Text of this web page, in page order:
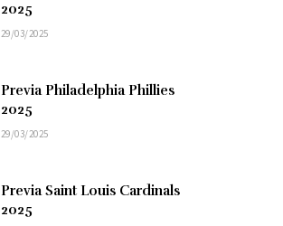
2025
29/03/2025
Previa Philadelphia Phillies
2025
29/03/2025
Previa Saint Louis Cardinals
2025